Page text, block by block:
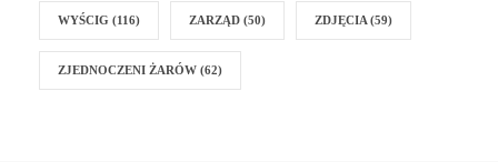
WYŚCIG (116) ZARZĄD (50) ZDJĘCIA (59)
ZJEDNOCZENI ŻARÓW (62)